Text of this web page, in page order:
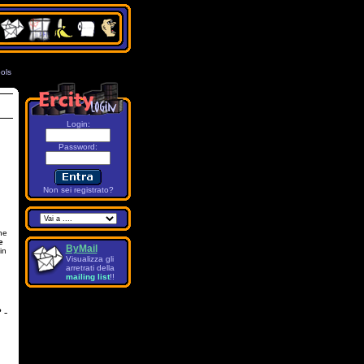
-
Login:
Password:
Non sei registrato?
ByMail
Visualizza gli
arretrati della
mailing list!!